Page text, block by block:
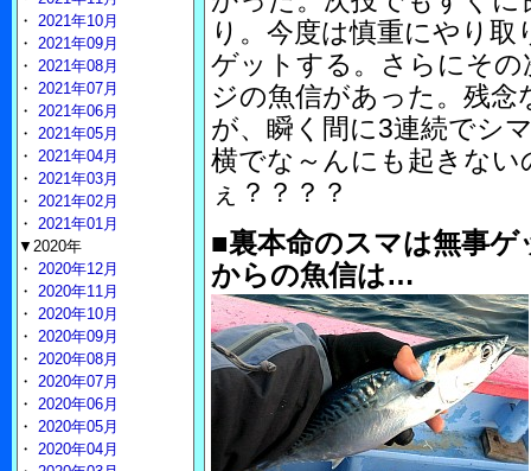
り。今度は慎重にやり
ゲットする。さらにそ
ジの魚信があった。残
が、瞬く間に3連続でシ
横でな～んにも起きな
ぇ？？？？
■裏本命のスマは無事
からの魚信は…
・ 2021年10月
・ 2021年09月
・ 2021年08月
・ 2021年07月
・ 2021年06月
・ 2021年05月
・ 2021年04月
・ 2021年03月
・ 2021年02月
・ 2021年01月
▼2020年
・ 2020年12月
・ 2020年11月
・ 2020年10月
・ 2020年09月
・ 2020年08月
・ 2020年07月
・ 2020年06月
・ 2020年05月
・ 2020年04月